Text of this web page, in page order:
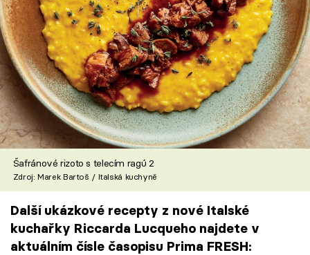
Šafránové rizoto s telecím ragú 2
Zdroj: Marek Bartoš / Italská kuchyně
Další ukázkové recepty z nové Italské
kuchařky Riccarda Lucqueho najdete v
aktuálním čísle časopisu Prima FRESH: